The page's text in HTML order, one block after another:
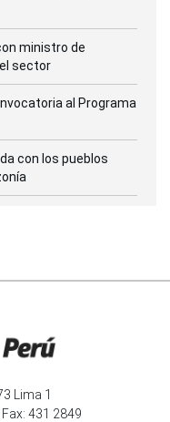
ministro de
sector
al Programa
con los pueblos
Lima 1
431 2849